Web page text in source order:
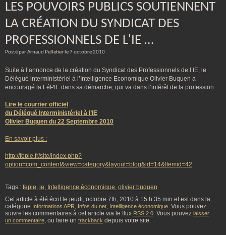
LES POUVOIRS PUBLICS SOUTIENNENT
LA CRÉATION DU SYNDICAT DES
PROFESSIONNELS DE L'IE …
Posté par Arnaud Pelletier le 7 octobre 2010
Suite à l’annonce de la création du Syndicat des Professionnels de l’IE, le
Délégué interministériel à l’Intelligence Economique Olivier Buquen a
encouragé la FéPIE dans sa démarche, qui va dans l’intérêt de la profession.
Lire le courrier officiel
du Délégué Interministériel à l’IE
Olivier Buquen du 22 Septembre 2010
En savoir plus :
http://fepie.fr/site/index.php?
option=com_content&view=category&layout=blog&id=14&Itemid=42
Tags : fepie, ie, Intelligence économique, olivier buquen
Cet article à été écrit le jeudi, octobre 7th, 2010 à 15 h 35 min et est dans la
catégorie Informations APR, Infos du net, Intelligence économique. Vous pouvez
suivre les commentaires à cet article via le flux RSS 2.0. Vous pouvez laisser
un commentaire, ou faire un trackback depuis votre site.